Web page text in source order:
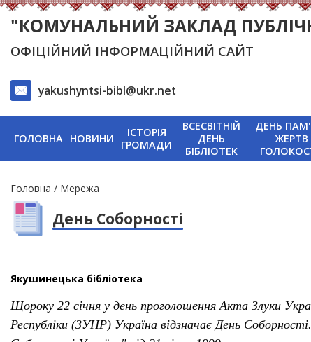
"КОМУНАЛЬНИЙ ЗАКЛАД
ОФІЦІЙНИЙ ІНФОРМАЦІЙНИЙ САЙТ
yakushyntsi-bibl@ukr.net
ГОЛОВНА НОВИНИ
ІСТОРІЯ
ГРОМАДИ
ВСЕСВІТНІЙ
ДЕНЬ
БІБЛІОТЕК
ДЕНЬ
ЖЕРТВ
Рядок
навіґації
Головна Мережа
День Соборності
Якушинецька бібліотека
Щороку 22 січня у день проголошення Акта Злуки
Республіки (ЗУНР) Україна відзначає День